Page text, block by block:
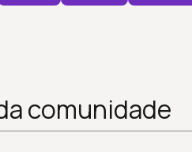
comunidade